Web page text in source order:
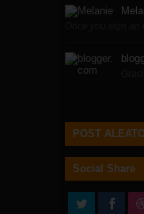
POST
Social Share